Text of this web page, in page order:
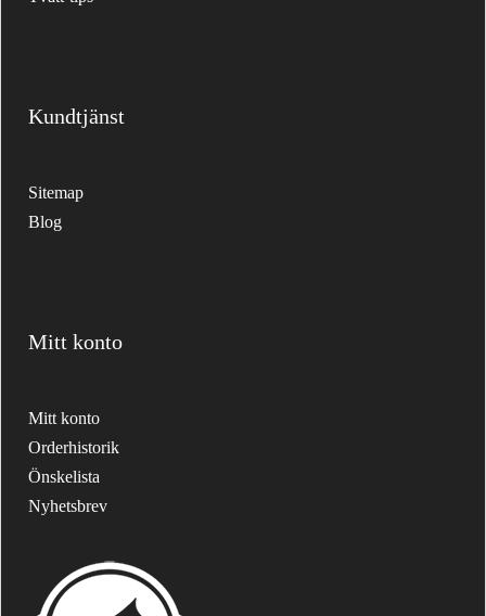
Kundtjänst
Sitemap
Blog
Mitt konto
Mitt konto
Orderhistorik
Önskelista
Nyhetsbrev